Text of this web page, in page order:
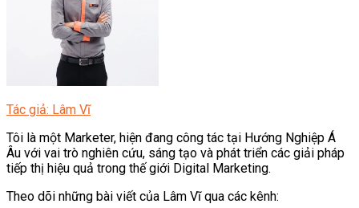
Tác giả: Lâm Vĩ
Tôi là một Marketer, hiện đang công tác tại Hướng Nghiệp Á
Âu với vai trò nghiên cứu, sáng tạo và phát triển các giải pháp
tiếp thị hiệu quả trong thế giới Digital Marketing.
Theo dõi những bài viết của Lâm Vĩ qua các kênh: